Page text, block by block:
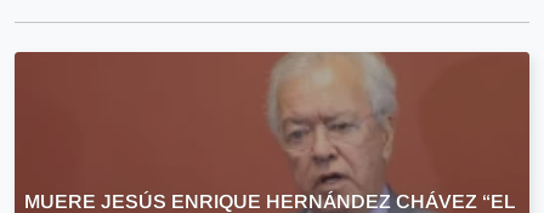
MUERE JESÚS ENRIQUE HERNÁNDEZ CHÁVEZ “EL